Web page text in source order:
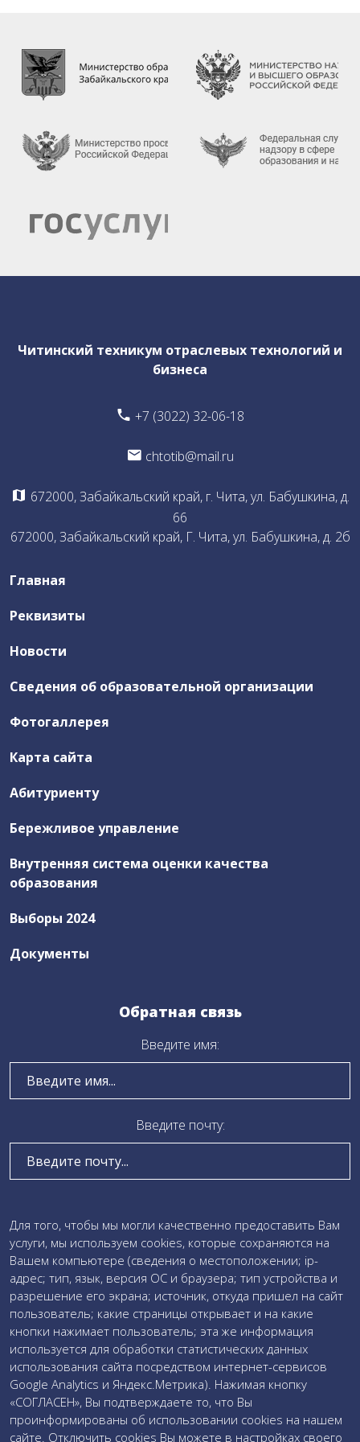
государственный контроль(надзор) в сфере
образования
Внутренняя система оценки качества
образования
Студенческое архитектурное бюро
"East Architect Chita"
Что предлагает Бюро
Воркшоп
абитуриентами
Отчеты по деятельности Бюро
ЦОПП ИКТ
Выборы 2024
Правовая деятельность
Антикоррупционная деятельность
Часто задаваемые вопросы
Заказ электронного пропуска
Бережливое управление
Нормативные документы
Локальные акты
Визуализация проектной деятельности
Коробочные решения
Участие в мероприятиях
Загружаемые документы
Читинский техникум отраслевых технологий и
бизнеса
+7 (3022) 32-06-18
chtotib@mail.ru
672000, Забайкальский край, г. Чита, ул. Бабушкина, д.
66
672000, Забайкальский край, Г. Чита, ул. Бабушкина, д. 2б
Главная
Реквизиты
Новости
Сведения об образовательной организации
Фотогаллерея
Карта сайта
Абитуриенту
Бережливое управление
Внутренняя система оценки качества
образования
Выборы 2024
Документы
Обратная связь
Введите имя:
Введите почту:
Даю своесогласие на обработку персональных данных
и соглашаюсь cполитикой обработки персональных
данных
Для того, чтобы мы могли качественно предоставить Вам
услуги, мы используем cookies, которые сохраняются на
Вашем компьютере (сведения о местоположении; ip-
адрес; тип, язык, версия ОС и браузера; тип устройства и
разрешение его экрана; источник, откуда пришел на сайт
пользователь; какие страницы открывает и на какие
кнопки нажимает пользователь; эта же информация
используется для обработки статистических данных
использования сайта посредством интернет-сервисов
Google Analytics и Яндекс.Метрика). Нажимая кнопку
«СОГЛАСЕН», Вы подтверждаете то, что Вы
проинформированы об использовании cookies на нашем
сайте. Отключить cookies Вы можете в настройках своего